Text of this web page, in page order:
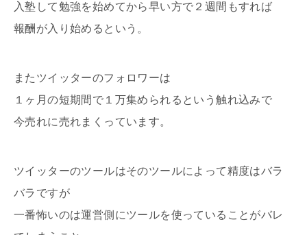
入塾して勉強を始めてから早い方で２週間もすれば
報酬が入り始めるという。
またツイッターのフォロワーは
１ヶ月の短期間で１万集められるという触れ込みで
今売れに売れまくっています。
ツイッターのツールはそのツールによって精度はバラ
バラですが
一番怖いのは運営側にツールを使っていることがバレ